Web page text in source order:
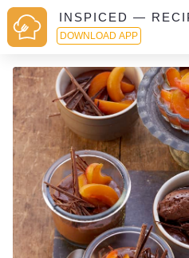
INSPICED —
DOWNLOAD APP